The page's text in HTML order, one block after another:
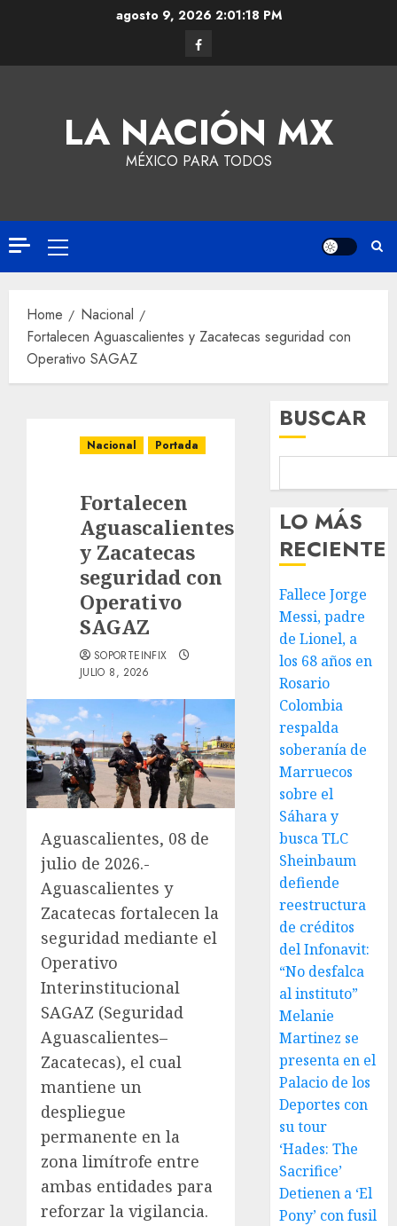
agosto 9, 2026 2:01:19 PM
LA NACIÓN MX
MÉXICO PARA TODOS
Home
Nacional
Fortalecen Aguascalientes y Zacatecas seguridad con
Operativo SAGAZ
Nacional Portada
Fortalecen
Aguascalientes
y Zacatecas
seguridad con
Operativo
SAGAZ
SOPORTEINFIX
JULIO 8, 2026
Aguascalientes, 08 de
julio de 2026.-
Aguascalientes y
Zacatecas fortalecen la
seguridad mediante el
Operativo
Interinstitucional
SAGAZ (Seguridad
Aguascalientes–
Zacatecas), el cual
mantiene un
despliegue
permanente en la
zona limítrofe entre
ambas entidades para
reforzar la vigilancia.
BUSCAR
LO MÁS
RECIENTE
Fallece Jorge
Messi, padre
de Lionel, a
los 68 años en
Rosario
Colombia
respalda
soberanía de
Marruecos
sobre el
Sáhara y
busca TLC
Sheinbaum
defiende
reestructura
de créditos
del Infonavit:
“No desfalca
al instituto”
Melanie
Martinez se
presenta en el
Palacio de los
Deportes con
su tour
‘Hades: The
Sacrifice’
Detienen a ‘El
Pony’ con fusil